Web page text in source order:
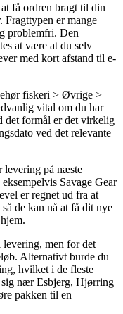
få ordren bragt til din
Fragttypen er mange
problemfri. Den
at være at du selv
med kort afstand til e-
fiskeri > Øvrige >
vital om du har
det formål er det virkelig
ved det relevante
levering på næste
Savage Gear
er regnet ud fra at
de kan nå at få dit nye
men for det
Alternativt burde du
hvilket i de fleste
nær Esbjerg, Hjørring
pakken til en